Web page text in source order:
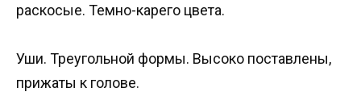
раскосые. Темно-карего цвета.
Уши. Треугольной формы. Высоко поставлены,
прижаты к голове.